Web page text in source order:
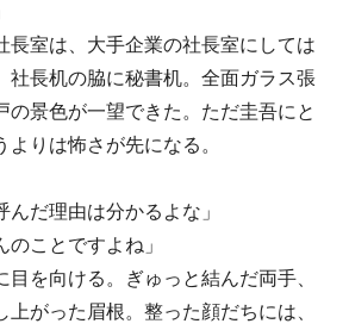
室は、大手企業の社長室にしては
社長机の脇に秘書机。全面ガラス張
の景色が一望できた。ただ圭吾にと
よりは怖さが先になる。
んだ理由は分かるよな」
のことですよね」
を向ける。ぎゅっと結んだ両手、
上がった眉根。整った顔だちには、